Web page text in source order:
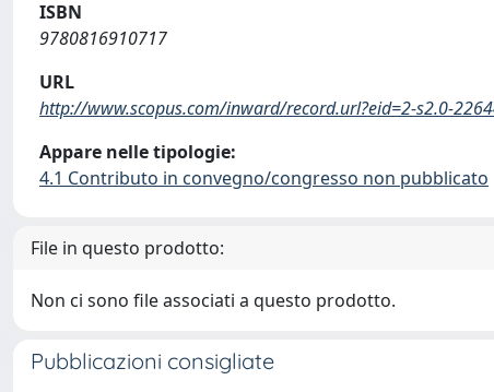
ISBN
9780816910717
URL
http://www.scopus.com/inward/record.url?eid=2-s2.0-
Appare nelle tipologie:
4.1 Contributo in convegno/congresso non pubblicato
File in questo prodotto:
Non ci sono file associati a questo prodotto.
Pubblicazioni consigliate